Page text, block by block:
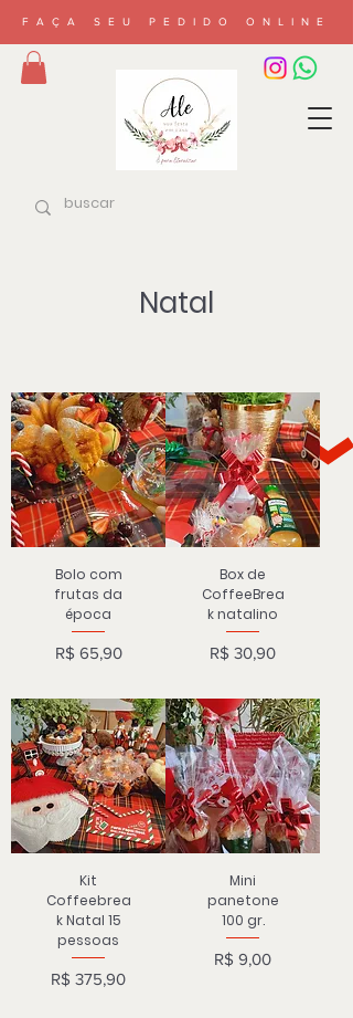
FAÇA SEU PEDIDO ONLINE
Natal
Bolo com
frutas da
época
Preço
R$ 65,90
Box de
CoffeeBrea
k natalino
Preço
R$ 30,90
Kit
Coffeebrea
k Natal 15
pessoas
Preço
R$ 375,90
Mini
panetone
100 gr.
Preço
R$ 9,00